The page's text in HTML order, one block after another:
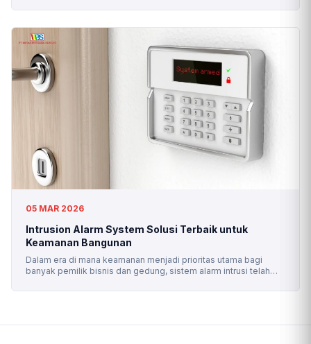
untuk membantu organisasi merampingkan operasi mereka,
jenis Business Management System yang tersedia, masing-
masing dengan fitur dan manfaat yang unik. Dalam panduan ini,
kami akan membahas berbagai jenis Business Management
[…]
05 MAR 2026
Intrusion Alarm System Solusi Terbaik untuk
Keamanan Bangunan
Dalam era di mana keamanan menjadi prioritas utama bagi
banyak pemilik bisnis dan gedung, sistem alarm intrusi telah
properti. Key Takeaway Apa itu Intrusion Alarm System?
yang dirancang untuk mendeteksi dan memberi peringatan […]